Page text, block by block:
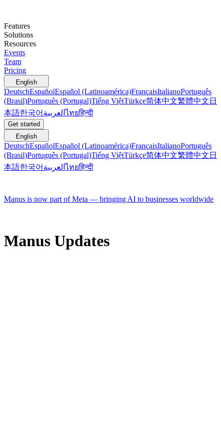
Features
Solutions
Resources
Events
Team
Pricing
English
DeutschEspañolEspañol (Latinoamérica)FrançaisItalianoPortuguês
(Brasil)Português (Portugal)Tiếng ViệtTürkçe简体中文繁體中文 日
本語한국어 العربيةไทยहिन्दी
Get started
English
DeutschEspañolEspañol (Latinoamérica)FrançaisItalianoPortuguês
(Brasil)Português (Portugal)Tiếng ViệtTürkçe简体中文繁體中文 日
本語한국어 العربيةไทยहिन्दी
Manus is now part of Meta — bringing AI to businesses worldwide
Manus Updates